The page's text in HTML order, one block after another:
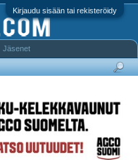
Kirjaudu sisään tai rekisteröidy
Jäsenet